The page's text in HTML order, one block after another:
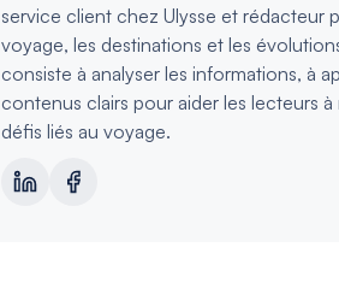
service client chez Ulysse et rédacteur
voyage, les destinations et les
consiste à analyser les informations, à
contenus clairs pour aider les lecteurs
défis liés au voyage.